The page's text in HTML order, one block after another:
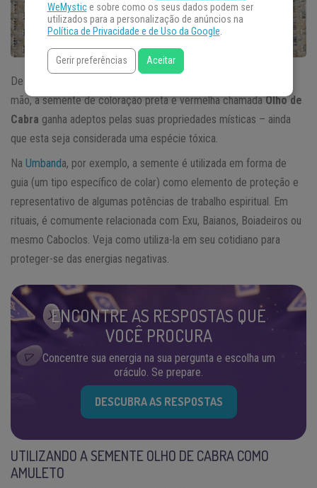
De aspecto exótico e intrigante que aparenta ter sido pintado à
mão, a semente de coloração preta e vermelha chamadaOlho de
Cabra ganha adeptos pelas suas propriedades místicas – ainda
que esta seja considerada uma espécie tóxica.
Na Umbanda, por exemplo, a semente é utilizada em forma de
guia (um tipo específico de colar) como elemento de proteção e
representativo de algumas potências de trabalho espiritual. Em
rituais, é comumente relacionada com Exu, Baianos, Boiadeiros ou
mesmo Caboclos. Veja como utiliza-la em seu cotidiano para
proteger-se das energias negativas.
ENCONTRE AS RESPOSTAS QUE
VOCÊ PROCURA
Concentre sua energia na sua pergunta e escolha um
oráculo. Se prepare.
DESCUBRA AS RESPOSTAS
UTILIZANDO A SEMENTE OLHO DE CABRA COMO
AMULETO
WeMystice sobre como os seus dados podem ser
utilizados para a personalização de anúncios na
Política de Privacidade e de Uso da Google.
Gerir preferências Aceitar